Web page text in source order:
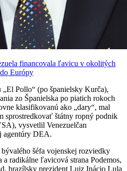
financovala ľavicu v okolitých
Európy
Pollo“ (po španielsky Kurča),
zo Španielska po piatich rokoch
klasifikovanú ako „dary“, mal
sprostredkovať štátny ropný podnik
vysvetlil Venezuelčan
agentúry DEA.
šéfa vojenskej rozviedky
a radikálne ľavicová strana Podemos,
brazílsky prezident Luiz Inácio Lula